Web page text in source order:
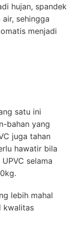
hujan, spandek
sehingga
menjadi
satu ini
bahan yang
juga tahan
hawatir bila
selama
lebih mahal
kwalitas